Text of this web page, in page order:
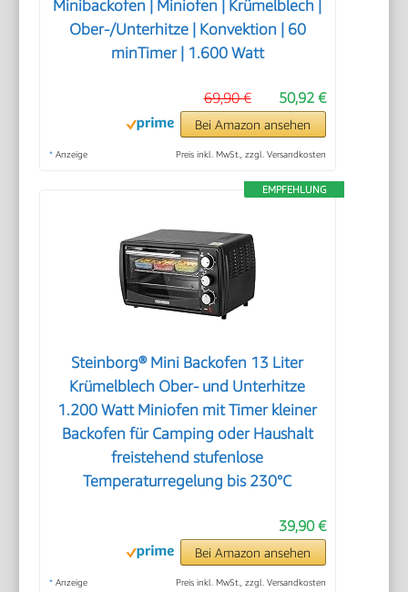
Minibackofen | Miniofen | Krümelblech |
Ober-/Unterhitze | Konvektion | 60
minTimer | 1.600 Watt
50,92 €
69,90 €
Bei Amazon ansehen
* Anzeige Preis inkl. MwSt., zzgl. Versandkosten
EMPFEHLUNG
Steinborg® Mini Backofen 13 Liter
Krümelblech Ober- und Unterhitze
1.200 Watt Miniofen mit Timer kleiner
Backofen für Camping oder Haushalt
freistehend stufenlose
Temperaturregelung bis 230°C
39,90 €
Bei Amazon ansehen
* Anzeige Preis inkl. MwSt., zzgl. Versandkosten